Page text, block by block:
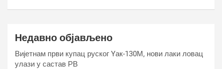
Недавно објављено
Вијетнам први купац руског Yак-130М, нови лаки ловац
улази у састав РВ